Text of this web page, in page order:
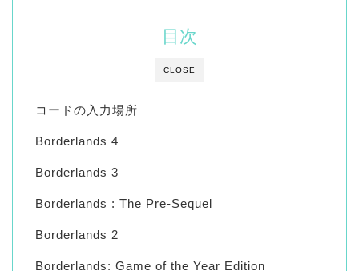
CLOSE
目次
コードの入力場所
Borderlands 4
Borderlands 3
Borderlands : The Pre-Sequel
Borderlands 2
Borderlands: Game of the Year Edition